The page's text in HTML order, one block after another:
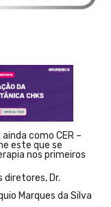
como CER –
este que se
nos primeiros
diretores, Dr.
Marques da Silva